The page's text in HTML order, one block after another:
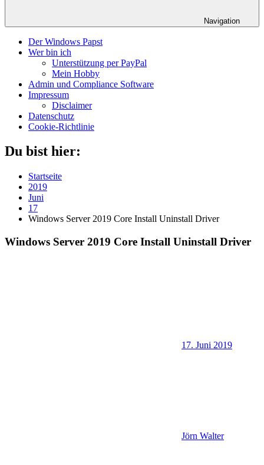
Navigation
Der Windows Papst
Wer bin ich
Unterstützung per PayPal
Mein Hobby
Admin und Compliance Software
Impressum
Disclaimer
Datenschutz
Cookie-Richtlinie
Du bist hier:
Startseite
2019
Juni
17
Windows Server 2019 Core Install Uninstall Driver
Windows Server 2019 Core Install Uninstall Driver
17. Juni 2019
Jörn Walter